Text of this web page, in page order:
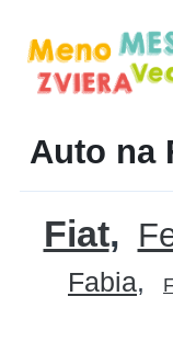
Auto na
Fiat
Fabia